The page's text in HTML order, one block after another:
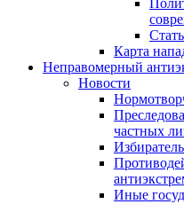
Карта
Неправомерный
Новости
частных
Иные